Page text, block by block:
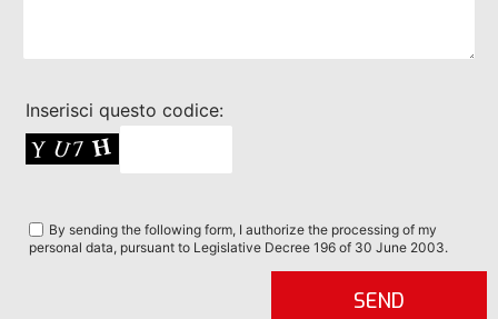
Inserisci questo codice:
By sending the following form, I authorize the processing of my
personal data, pursuant to Legislative Decree 196 of 30 June 2003.